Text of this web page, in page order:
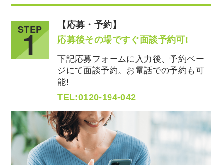
STEP
1
【応募・予約】
応募後その場ですぐ面談予約可!
下記応募フォームに入力後、予約ペー
ジにて面談予約。お電話での予約も可
能!
TEL:0120-194-042